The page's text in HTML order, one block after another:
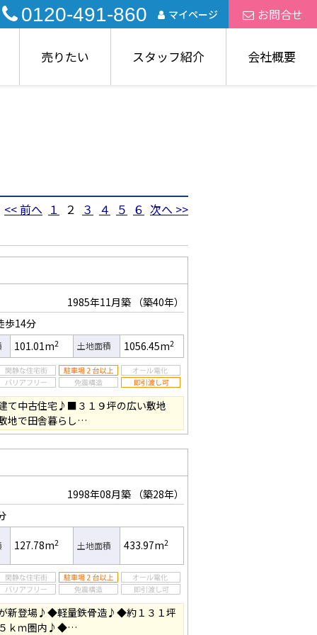
0120-491-860 マイページ お問合せ
売りたい スタッフ紹介 会社概要
<< 前へ １ ２ ３ ４ ５ ６ 次へ >>
1985年11月築
（築40年）
歩14分
101.01m2 土地面積 1056.45m2
て中古住宅♪■３１９坪の広い敷地
で田舎暮らし…
1998年08月築
（築28年）
127.78m2 土地面積 433.97m2
新登場♪◆軽量鉄骨造♪◆約１３１坪
ｋｍ圏内♪◆…